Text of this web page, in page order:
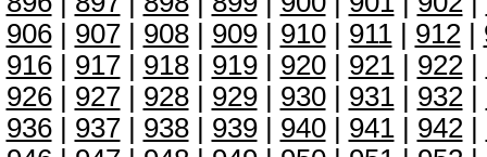
906| 907| 908| 909| 910| 911| 912|
916| 917| 918| 919| 920| 921| 922|
926| 927| 928| 929| 930| 931| 932|
936| 937| 938| 939| 940| 941| 942|